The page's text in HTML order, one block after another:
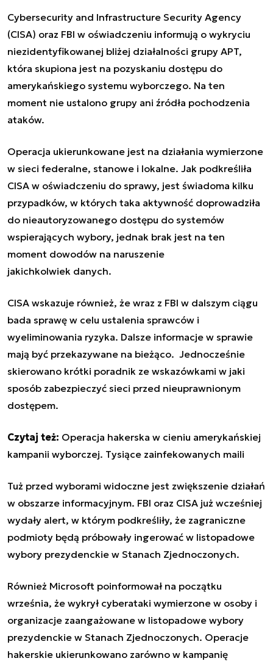
Cybersecurity and Infrastructure Security Agency
(CISA) oraz FBI w oświadczeniu informują o wykryciu
niezidentyfikowanej bliżej działalności grupy APT,
która skupiona jest na pozyskaniu dostępu do
amerykańskiego systemu wyborczego. Na ten
moment nie ustalono grupy ani źródła pochodzenia
ataków.
Operacja ukierunkowane jest na działania wymierzone
w sieci federalne, stanowe i lokalne. Jak podkreśliła
CISA w oświadczeniu do sprawy, jest świadoma kilku
przypadków, w których taka aktywność doprowadziła
do nieautoryzowanego dostępu do systemów
wspierających wybory, jednak brak jest na ten
moment dowodów na naruszenie
jakichkolwiek danych.
CISA wskazuje również, że wraz z FBI w dalszym ciągu
bada sprawę w celu ustalenia sprawców i
wyeliminowania ryzyka. Dalsze informacje w sprawie
mają być przekazywane na bieżąco. Jednocześnie
skierowano krótki poradnik ze wskazówkami w jaki
sposób zabezpieczyć sieci przed nieuprawnionym
dostępem.
Czytaj też: Operacja hakerska w cieniu amerykańskiej
kampanii wyborczej. Tysiące zainfekowanych maili
Tuż przed wyborami widoczne jest zwiększenie działań
w obszarze informacyjnym. FBI oraz CISA już wcześniej
wydały alert, w którym podkreśliły, że zagraniczne
podmioty będą próbowały ingerować w listopadowe
wybory prezydenckie w Stanach Zjednoczonych.
Również Microsoft poinformował na początku
września, że wykrył cyberataki wymierzone w osoby i
organizacje zaangażowane w listopadowe wybory
prezydenckie w Stanach Zjednoczonych. Operacje
hakerskie ukierunkowano zarówno w kampanię